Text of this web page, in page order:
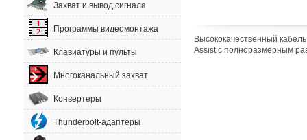
Захват и вывод сигнала
Программы видеомонтажа
Клавиатуры и пульты
Многоканальный захват
Конвертеры
Thunderbolt-адаптеры
Высококачественный
Assist с полноразмерным